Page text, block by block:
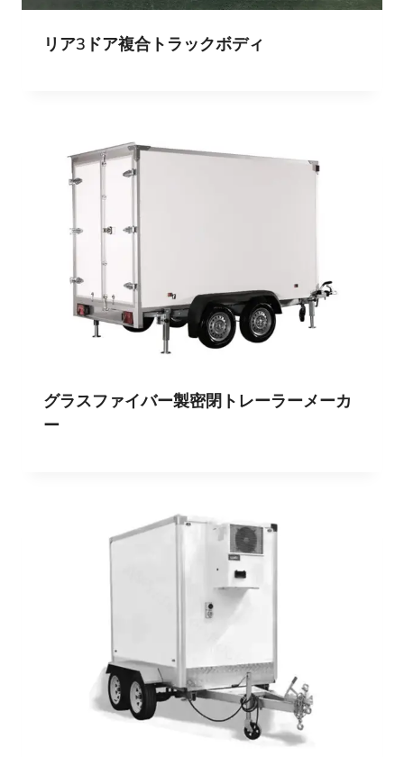
リア3ドア複合トラックボディ
グラスファイバー製密閉トレーラーメーカ
ー